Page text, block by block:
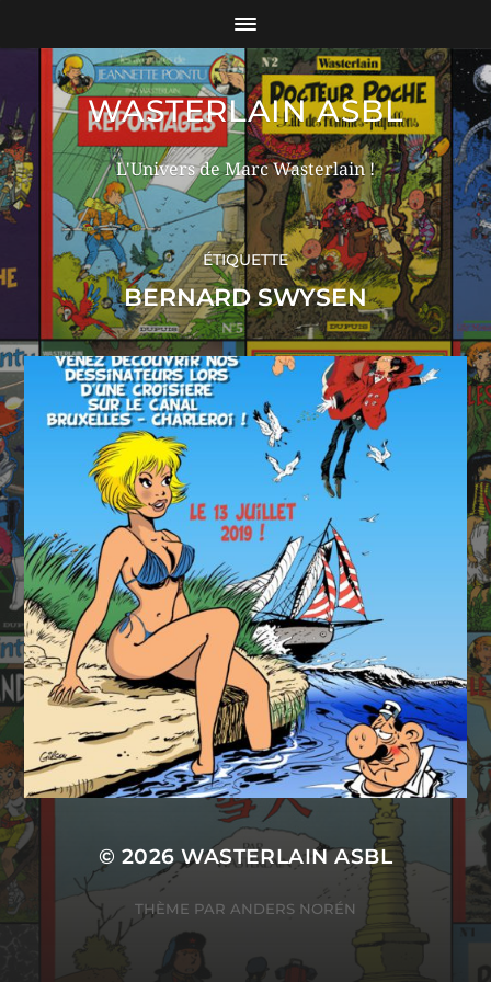
WASTERLAIN ASBL
L'Univers de Marc Wasterlain !
ÉTIQUETTE
BERNARD SWYSEN
© 2026WASTERLAIN ASBL
THÈME PAR ANDERS NORÉN